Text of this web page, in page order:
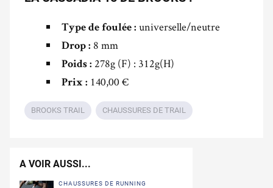
Type de foulée : universelle/neutre
Drop : 8 mm
Poids : 278g (F) : 312g(H)
Prix : 140,00 €
BROOKS TRAIL CHAUSSURES DE TRAIL
A VOIR AUSSI...
CHAUSSURES DE RUNNING